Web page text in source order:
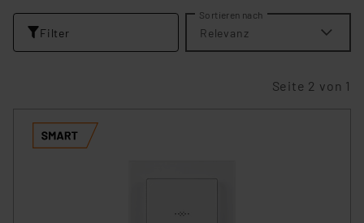
Filter
Sortieren nach
Relevanz
Seite 2 von 1